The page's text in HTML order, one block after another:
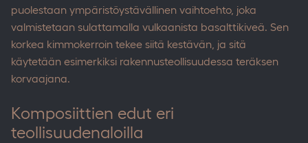
puolestaan ympäristöystävällinen vaihtoehto, joka
valmistetaan sulattamalla vulkaanista basalttikiveä. Sen
korkea kimmokerroin tekee siitä kestävän, ja sitä
käytetään esimerkiksi rakennusteollisuudessa teräksen
korvaajana.
Komposiittien edut eri
teollisuudenaloilla